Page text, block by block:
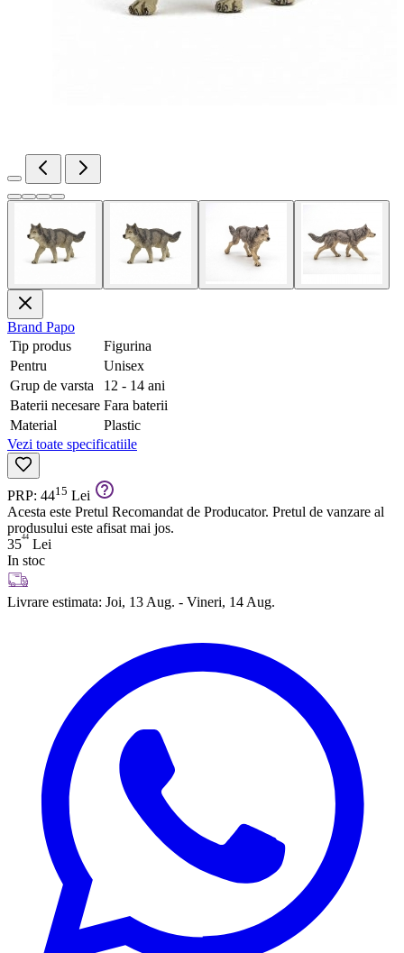
Brand Papo
Tip produs
Figurina
Pentru
Unisex
Grup de varsta
12 - 14 ani
Baterii necesare Fara baterii
Material
Plastic
Vezi toate specificatiile
PRP: 4415 Lei
Acesta este Pretul Recomandat de Producator. Pretul de vanzare al
produsului este afisat mai jos.
3544 Lei
In stoc
Livrare estimata: Joi, 13 Aug. - Vineri, 14 Aug.